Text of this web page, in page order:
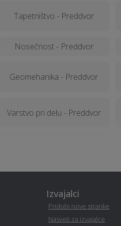
Tapetništvo - Preddvor
Nosečnost - Preddvor
Geomehanika - Preddvor
Varstvo pri delu - Preddvor
Založba - Preddvor
Izvajalci
Pridobi nove stranke
Nasveti za izvajalce